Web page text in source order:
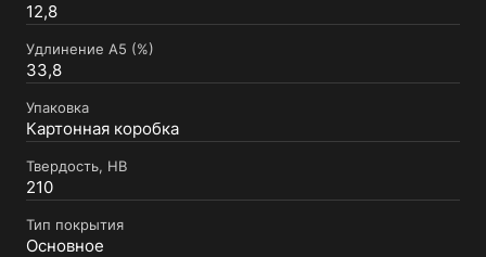
12,8
Удлинение А5 (%)
33,8
Упаковка
Картонная коробка
Твердость, HB
210
Тип покрытия
Основное